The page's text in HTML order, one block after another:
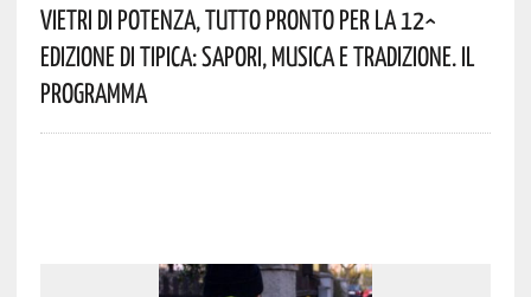
Vietri Di Potenza, Tutto Pronto Per La 12^
Edizione Di Tipica: Sapori, Musica E Tradizione. Il
Programma